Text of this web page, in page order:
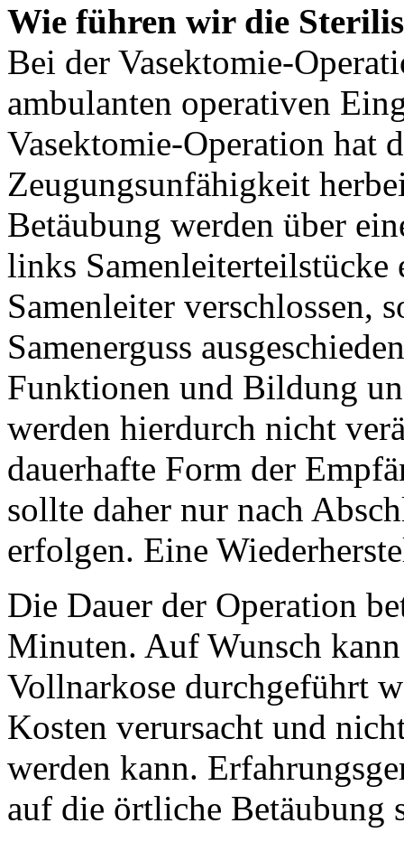
Wie führen wir die
Bei der Vasektomie-
ambulanten operativen
Vasektomie-Operation hat
Zeugungsunfähigkeit
Betäubung werden über
links Samenleiterteilstücke
Samenleiter verschlossen,
Samenerguss
Funktionen und Bildung
werden hierdurch nicht
dauerhafte Form der
sollte daher nur nach
erfolgen. Eine
Die Dauer der Operation
Minuten. Auf Wunsch
Vollnarkose durchgeführt
Kosten verursacht und
werden kann.
auf die örtliche Betäubung